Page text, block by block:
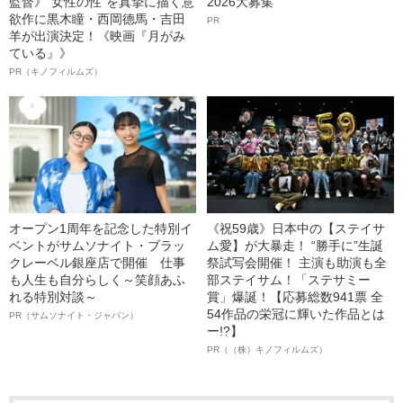
欲作に黒木瞳・西岡德馬・吉田
羊が出演決定！《映画『月がみ
ている』》
PR（キノフィルムズ）
PR
オープン1周年を記念した特別イ
ベントがサムソナイト・ブラッ
クレーベル銀座店で開催 仕事
も人生も自分らしく～笑顔あふ
れる特別対談～
PR（サムソナイト・ジャパン）
《祝59歳》日本中の【ステイサ
ム愛】が大暴走！ “勝手に”生誕
祭試写会開催！ 主演も助演も全
部ステイサム！「ステサミー
賞」爆誕！【応募総数941票 全
54作品の栄冠に輝いた作品とは
ー!?】
PR（（株）キノフィルムズ）